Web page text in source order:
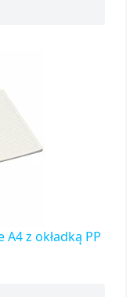
z okładką PP